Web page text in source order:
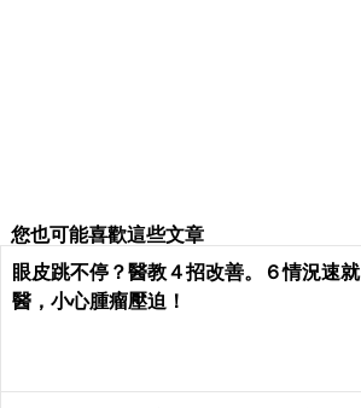
您也可能喜歡這些文章
眼皮跳不停？醫教４招改善。６情況速就
醫，小心腫瘤壓迫！